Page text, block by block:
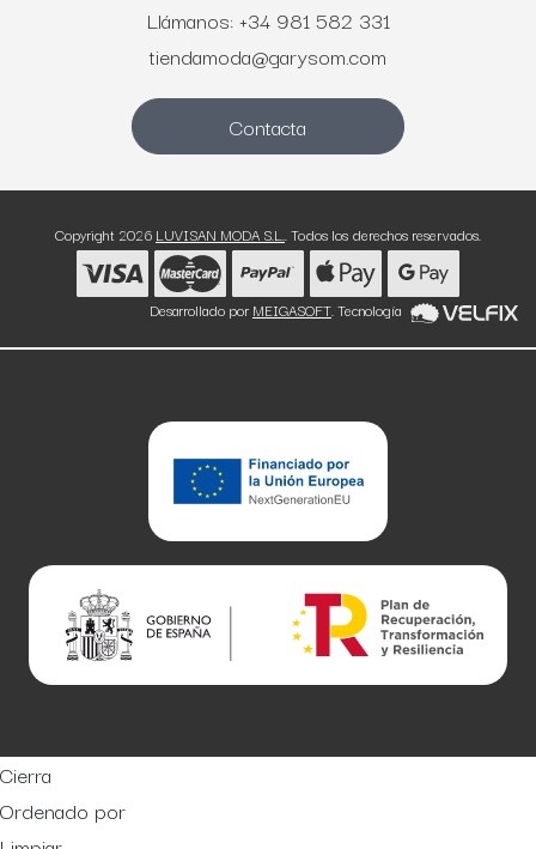
Llámanos: +34 981 582 331
tiendamoda@garysom.com
Contacta
Copyright 2026 LUVISAN MODA S.L.. Todos los derechos reservados.
Desarrollado por MEIGASOFT. Tecnología
Cierra
Ordenado por